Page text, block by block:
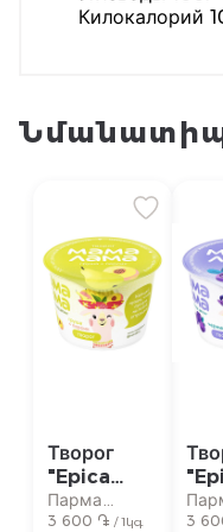
Килокалорий
Творог
"Epica
Мама
Лама"
Парма
супермаркет
3 600 ֏ / 1կգ 3